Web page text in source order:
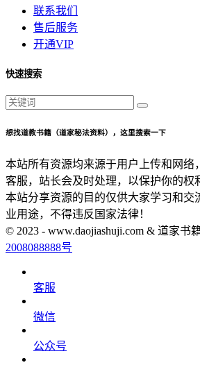
联系我们
售后服务
开通VIP
快速搜索
想找道教书籍（道家秘法资料），这里搜索一下
本站所有资源均来源于用户上传和网络
客服，站长会及时处理，以保护你的权
本站分享资源的目的仅供大家学习和交
业用途，不得违反国家法律！
© 2023 - www.daojiashuji.com & 道家书
2008088888号
客服
微信
公众号